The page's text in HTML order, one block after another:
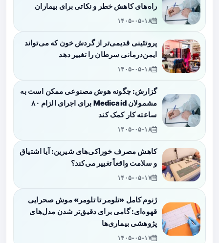
راه‌های کاهش خطر و نکاتی برای بیماران
۱۴۰۵-۰۵-۱۸
پروتئینی قدیمی‌تر از گردش خون که می‌تواند
ایمن‌درمانی سرطان را تغییر دهد
۱۴۰۵-۰۵-۱۸
گزارش: چگونه هوش مصنوعی ممکن است به
مشمولان Medicaid برای اجرای الزام ۸۰
ساعته کار کمک کند
۱۴۰۵-۰۵-۱۸
کاهش مصرف خوراکی‌های شیرین: آیا اشتیاق
و سلامت واقعاً تغییر می‌کند؟
۱۴۰۵-۰۵-۱۷
ژنوم کامل «تلومر تا تلومر» موش صحرایی
قهوه‌ای: گامی برای دقیق‌تر شدن مدل‌های
پژوهشی بیماری‌ها
۱۴۰۵-۰۵-۱۷